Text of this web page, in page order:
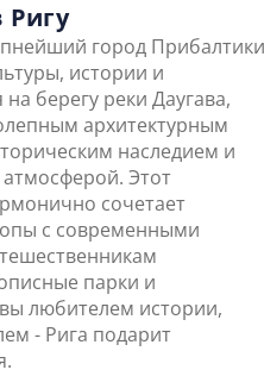
Ригу
город Прибалтики
истории и
берегу реки Даугава,
архитектурным
наследием и
Этот
сочетает
с современными
парки и
любителем истории,
- Рига подарит